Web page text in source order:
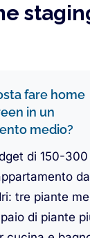
fare home
in un
medio?
di 150-
tre piante
di piante